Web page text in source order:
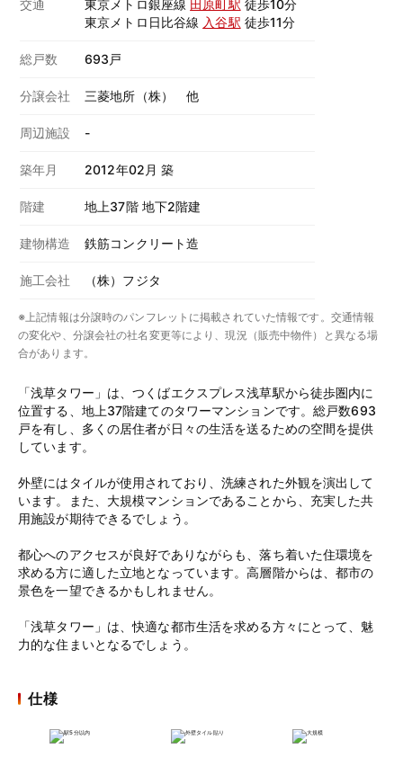
交通 東京メトロ銀座線 田原町駅 徒歩10分
東京メトロ日比谷線 入谷駅 徒歩11分
総戸数 693戸
分譲会社 三菱地所（株） 他
周辺施設 -
築年月 2012年02月 築
階建 地上37階 地下2階建
建物構造 鉄筋コンクリート造
施工会社 （株）フジタ
※上記情報は分譲時のパンフレットに掲載されていた情報です。交通情報
の変化や、分譲会社の社名変更等により、現況（販売中物件）と異なる場
合があります。
「浅草タワー」は、つくばエクスプレス浅草駅から徒歩圏内に
位置する、地上37階建てのタワーマンションです。総戸数693
戸を有し、多くの居住者が日々の生活を送るための空間を提供
しています。
外壁にはタイルが使用されており、洗練された外観を演出して
います。また、大規模マンションであることから、充実した共
用施設が期待できるでしょう。
都心へのアクセスが良好でありながらも、落ち着いた住環境を
求める方に適した立地となっています。高層階からは、都市の
景色を一望できるかもしれません。
「浅草タワー」は、快適な都市生活を求める方々にとって、魅
力的な住まいとなるでしょう。
仕様